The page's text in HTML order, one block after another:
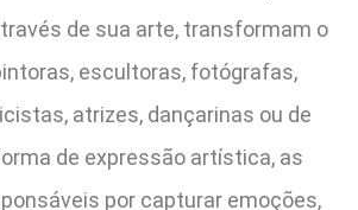
de sua arte, transformam o
escultoras, fotógrafas,
atrizes, dançarinas ou de
de expressão artística, as
por capturar emoções,